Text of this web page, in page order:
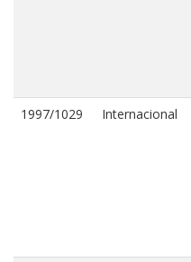
1997/1029 Internacional